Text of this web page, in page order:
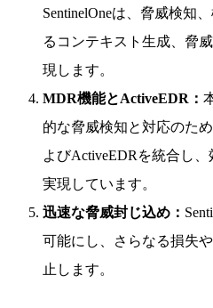
SentinelOneは、脅威検知
るコンテキスト生成、脅
現します。
MDR機能とActiveEDR：
的な脅威検知と対応のため
よびActiveEDRを統合し
実現しています。
迅速な脅威封じ込め：
可能にし、さらなる損失
止します。